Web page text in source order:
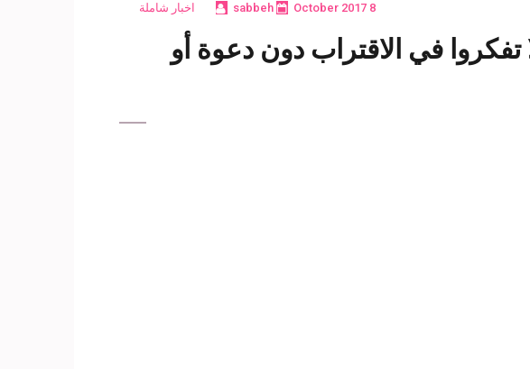
8 October 2017
sabbeh اخبار شاملة
تفكروا في الاقتراب دون دعوة أو